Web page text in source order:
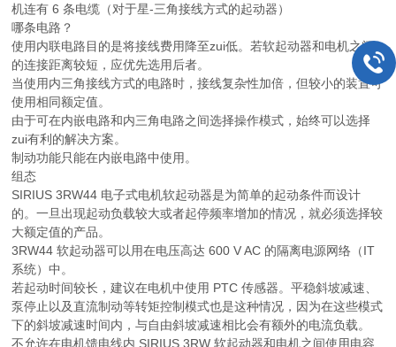
机连有 6 条电缆（对于星-三角接线方式的起动器）
哪条电路？
使用内联电路目的是将接线费用降至zui低。若软起动器和电机之间
的连接距离较短，应优先选用后者。
当使用内三角接线方式的电路时，接线复杂性加倍，但较小的装置可
使用相同额定值。
由于可在内嵌电路和内三角电路之间选择操作模式，始终可以选择
zui有利的解决方案。
制动功能只能在内嵌电路中使用。
组态
SIRIUS 3RW44 电子式电机软起动器是为简单的起动条件而设计
的。一旦出现起动负载较大或者起停频率增加的情况，就必须选择较
大额定值的产品。
3RW44 软起动器可以用在电压高达 600 V AC 的隔离电源网络（IT
系统）中。
若起动时间较长，建议在电机中使用 PTC 传感器。平稳斜坡减速、
泵停止以及直流制动等转矩控制模式也是这种情况，因为在这些模式
下的斜坡减速时间内，与自由斜坡减速相比会有额外的电流负载。
不允许在电机馈电线内 SIRIUS 3RW 软起动器和电机之间使用电容